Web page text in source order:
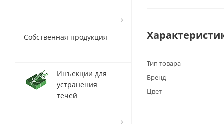
Тип товара
Бренд
Цвет
Собственная продукция
Инъекции для
устранения
течей